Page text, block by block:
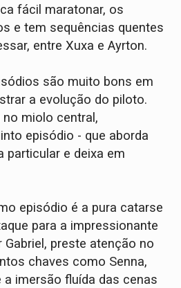
fácil maratonar, os
e tem sequências quentes
entre Xuxa e Ayrton.
são muito bons em
a evolução do piloto.
no miolo central,
episódio - que aborda
particular e deixa em
episódio é a pura catarse
para a impressionante
preste atenção no
chaves como Senna,
imersão fluída das cenas